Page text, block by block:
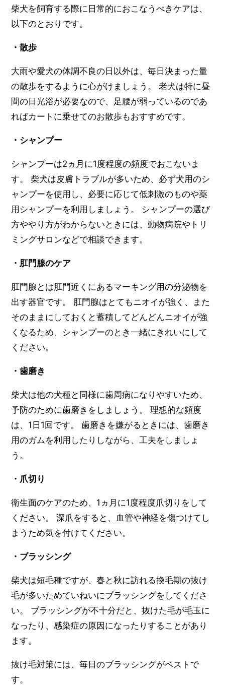
柴犬を飼育する際に日常的におこなうべきケアは、
以下のとおりです。
・散歩
大雨や愛犬の体調不良の日以外は、毎日決まった量
の散歩をするように心がけましょう。 老犬は特に昼
間の日光浴が必要なので、足腰が弱っているのであ
ればカートに乗せてのお散歩もおすすめです。
・シャンプー
シャンプーは2ヵ月に1度程度の頻度でおこないま
す。 柴犬は皮膚トラブルが多いため、必ず犬用のシ
ャンプーを使用し、必要に応じて低刺激のものや薬
用シャンプーを利用しましょう。 シャンプーの選び
方ややり方がわからないときには、動物病院やトリ
ミングサロンなどで相談できます。
・肛門腺のケア
肛門腺とは肛門近くにあるマーキング用の分泌物を
出す器官です。 肛門腺はとてもニオイが強く、また
そのままにしておくと蓄積してどんどんニオイが強
くなるため、シャンプーのとき一緒にきれいにして
ください。
・歯磨き
柴犬は他の犬種と同様に歯周病になりやすいため、
予防のために歯磨きをしましょう。 理想的な頻度
は、1日1回です。 歯磨きを嫌がるときには、歯磨き
用のガムを利用したりしながら、工夫をしましょ
う。
・爪切り
衛生面のケアのため、1ヵ月に1度程度爪切りをして
ください。 深爪をすると、血管や神経を傷つけてし
まうため気を付けてください。
・ブラッシング
柴犬は短毛種ですが、春と秋に訪れる換毛期の抜け
毛が多いためていねいにブラッシングをしてくださ
い。 ブラッシングが不十分だと、抜けた毛が毛玉に
なったり、感染症の原因になったりすることがあり
ます。
抜け毛対策には、毎日のブラッシングがベストで
す。